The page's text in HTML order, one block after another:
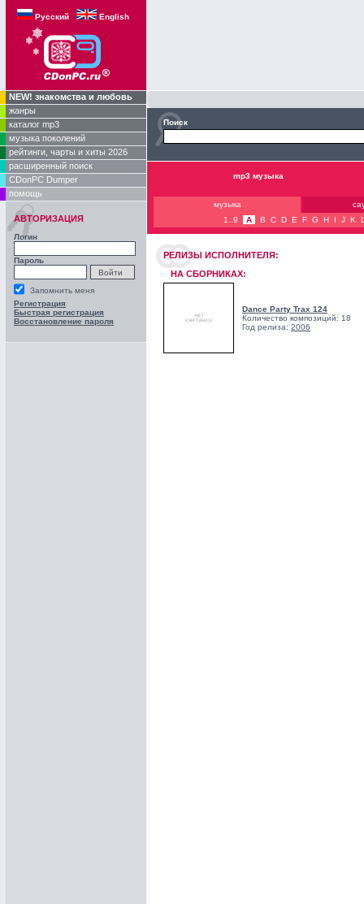
Русский English
NEW! знакомства и любовь
жанры
каталог mp3
музыка поколений
рейтинги, чарты и хиты 2026
расширенный поиск
CDonPC Dumper
помощь
АВТОРИЗАЦИЯ
Логин
Пароль
Запомнить меня
Регистрация
Быстрая регистрация
Восстановление пароля
Поиск
mp3 музыка
музыка
1..9
A B C D E F G H I J K
РЕЛИЗЫ ИCПОЛНИТЕЛЯ:
НА СБОРНИКАХ:
Dance Party Trax 124
Количество композиций: 18
Год релиза: 2006